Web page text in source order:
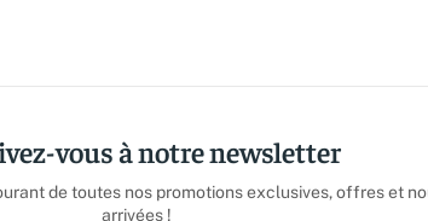
vous à notre newsletter
de toutes nos promotions exclusives, offres et
arrivées !